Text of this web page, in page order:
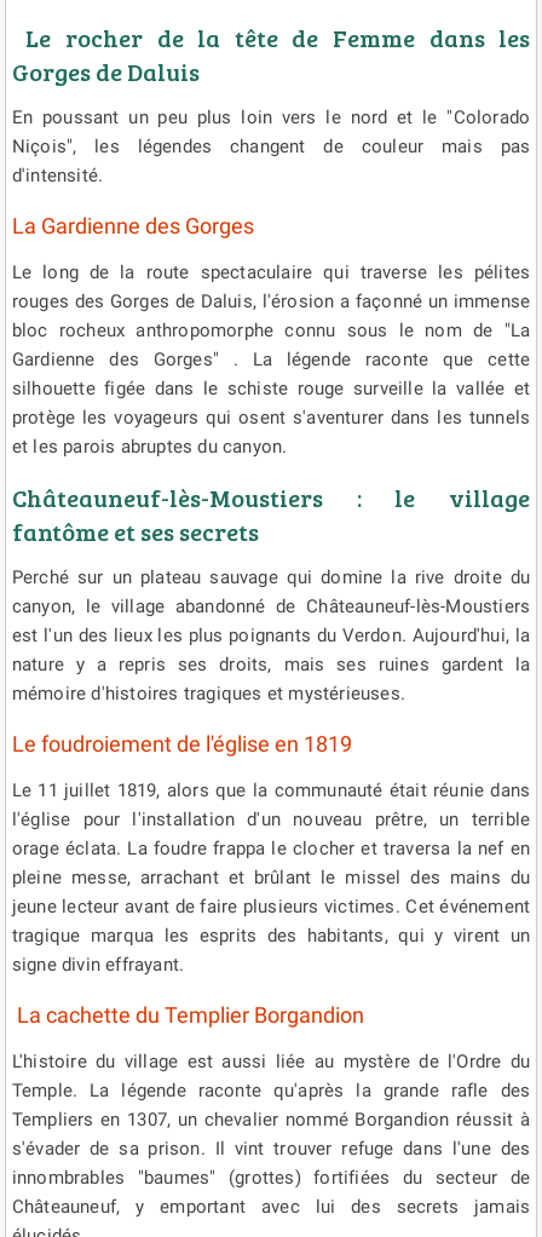
Le rocher de la tête de Femme dans les
Gorges de Daluis
En poussant un peu plus loin vers le nord et le "Colorado
Niçois", les légendes changent de couleur mais pas
d'intensité.
La Gardienne des Gorges
Le long de la route spectaculaire qui traverse les pélites
rouges des Gorges de Daluis, l'érosion a façonné un immense
bloc rocheux anthropomorphe connu sous le nom de "La
Gardienne des Gorges" . La légende raconte que cette
silhouette figée dans le schiste rouge surveille la vallée et
protège les voyageurs qui osent s'aventurer dans les tunnels
et les parois abruptes du canyon.
Châteauneuf-lès-Moustiers : le village
fantôme et ses secrets
Perché sur un plateau sauvage qui domine la rive droite du
canyon, le village abandonné de Châteauneuf-lès-Moustiers
est l'un des lieux les plus poignants du Verdon. Aujourd'hui, la
nature y a repris ses droits, mais ses ruines gardent la
mémoire d'histoires tragiques et mystérieuses.
Le foudroiement de l'église en 1819
Le 11 juillet 1819, alors que la communauté était réunie dans
l'église pour l'installation d'un nouveau prêtre, un terrible
orage éclata. La foudre frappa le clocher et traversa la nef en
pleine messe, arrachant et brûlant le missel des mains du
jeune lecteur avant de faire plusieurs victimes. Cet événement
tragique marqua les esprits des habitants, qui y virent un
signe divin effrayant.
La cachette du Templier Borgandion
L'histoire du village est aussi liée au mystère de l'Ordre du
Temple. La légende raconte qu'après la grande rafle des
Templiers en 1307, un chevalier nommé Borgandion réussit à
s'évader de sa prison. Il vint trouver refuge dans l'une des
innombrables "baumes" (grottes) fortifiées du secteur de
Châteauneuf, y emportant avec lui des secrets jamais